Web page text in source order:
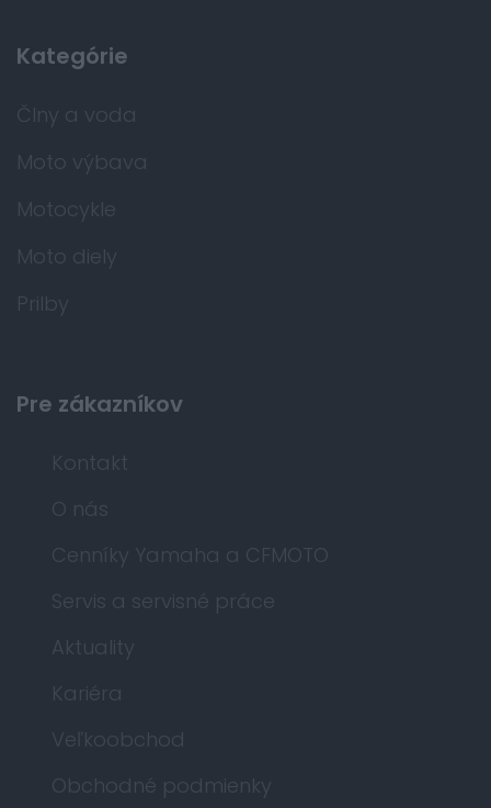
Kategórie
Člny a voda
Moto výbava
Motocykle
Moto diely
Prilby
Pre zákazníkov
Kontakt
O nás
Cenníky Yamaha a CFMOTO
Servis a servisné práce
Aktuality
Kariéra
Veľkoobchod
Obchodné podmienky